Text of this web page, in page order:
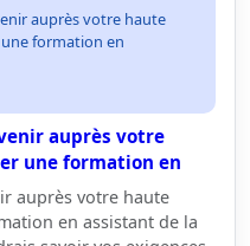
auprès votre haute
formation en
auprès votre
une formation en
auprès votre haute
en assistant de la